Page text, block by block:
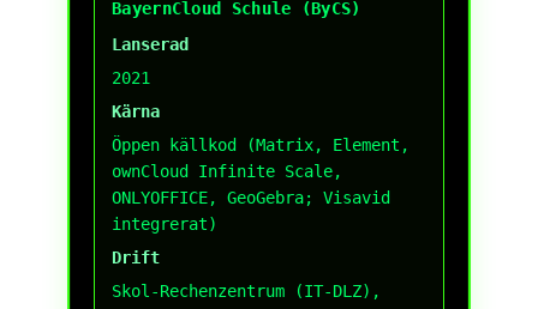
BayernCloud Schule (ByCS)
Lanserad
2021
Kärna
Öppen källkod (Matrix, Element,
ownCloud Infinite Scale,
ONLYOFFICE, GeoGebra; Visavid
integrerat)
Drift
Skol-Rechenzentrum (IT-DLZ),